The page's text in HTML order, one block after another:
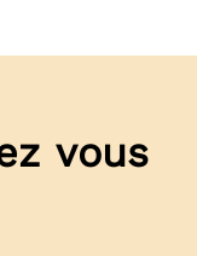
vous